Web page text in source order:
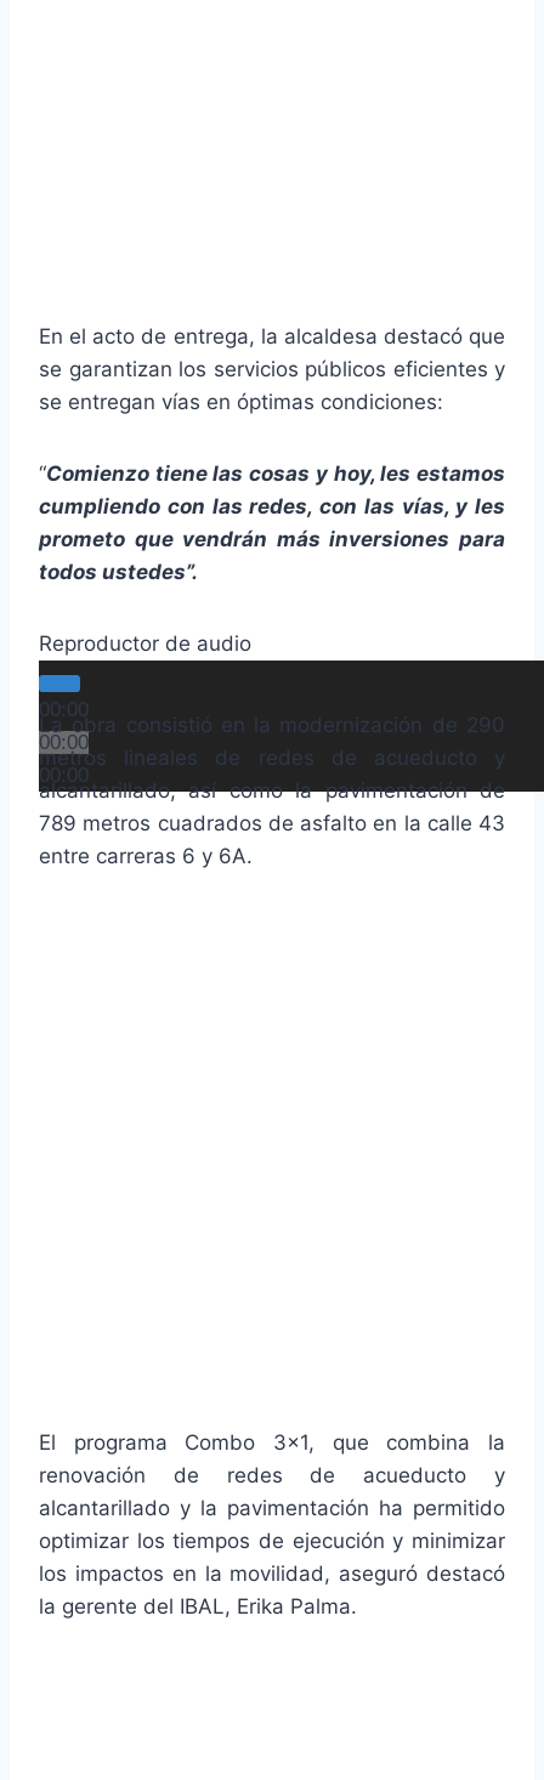
En el acto de entrega, la alcaldesa destacó que
se garantizan los servicios públicos eficientes y
se entregan vías en óptimas condiciones:
“Comienzo tiene las cosas y hoy, les estamos
cumpliendo con las redes, con las vías, y les
prometo que vendrán más inversiones para
todos ustedes”.
Reproductor de audio
00:00
00:00
00:00
La obra consistió en la modernización de 290
metros lineales de redes de acueducto y
alcantarillado, así como la pavimentación de
789 metros cuadrados de asfalto en la calle 43
entre carreras 6 y 6A.
El programa Combo 3×1, que combina la
renovación de redes de acueducto y
alcantarillado y la pavimentación ha permitido
optimizar los tiempos de ejecución y minimizar
los impactos en la movilidad, aseguró destacó
la gerente del IBAL, Erika Palma.